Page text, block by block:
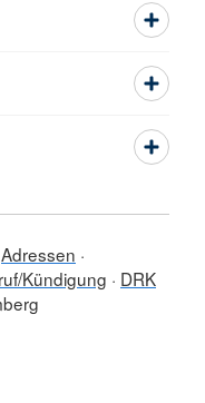
Adressen
Kündigung
DRK